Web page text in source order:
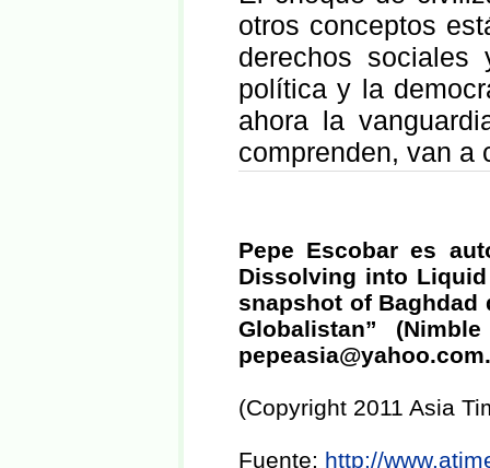
otros conceptos
derechos
política y la
ahora la
comprenden, van a
Pepe Escobar es
Dissolving into Liquid
snapshot of Baghdad
Globalistan”
pepeasia@yahoo.com.
(Copyright 2011 Asia
Fuente: http://